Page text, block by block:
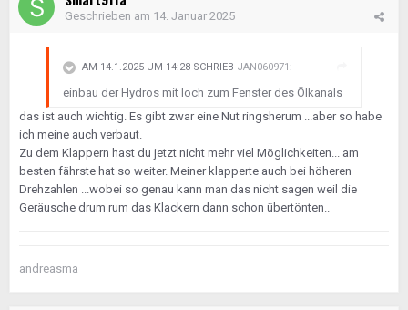
Geschrieben am 14. Januar 2025
AM 14.1.2025 UM 14:28 SCHRIEB JAN060971 :
einbau der Hydros mit loch zum Fenster des Ölkanals
das ist auch wichtig. Es gibt zwar eine Nut ringsherum ...aber so habe
ich meine auch verbaut.
Zu dem Klappern hast du jetzt nicht mehr viel Möglichkeiten... am
besten fährste hat so weiter. Meiner klapperte auch bei höheren
Drehzahlen ...wobei so genau kann man das nicht sagen weil die
Geräusche drum rum das Klackern dann schon übertönten..
andreasma